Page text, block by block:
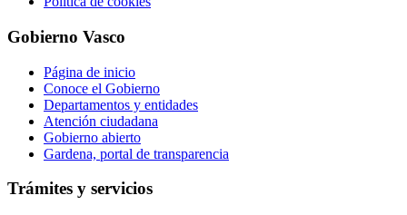
Gobierno Vasco
Página de inicio
Conoce el Gobierno
Departamentos y entidades
Atención ciudadana
Gobierno abierto
Gardena, portal de transparencia
Trámites y servicios